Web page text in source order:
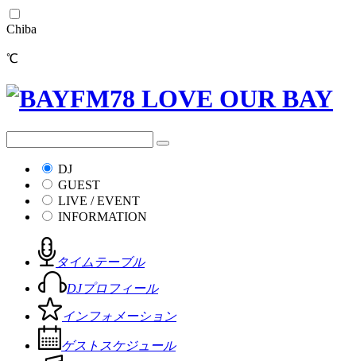
Chiba
℃
DJ
GUEST
LIVE / EVENT
INFORMATION
タイムテーブル
DJプロフィール
インフォメーション
ゲストスケジュール